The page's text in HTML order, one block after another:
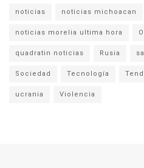
noticias noticias michoacan
noticias morelia ultima hora
quadratin noticias Rusia
Sociedad Tecnología
ucrania Violencia